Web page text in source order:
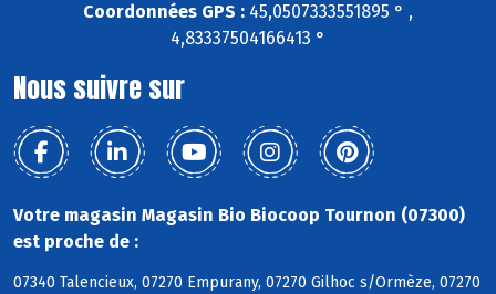
Coordonnées GPS : 45,0507333551895 ° ,
4,83337504166413 °
Nous suivre sur
Votre magasin Magasin Bio Biocoop Tournon (07300)
est proche de :
07340 Talencieux, 07270 Empurany, 07270 Gilhoc s/Ormèze, 07270